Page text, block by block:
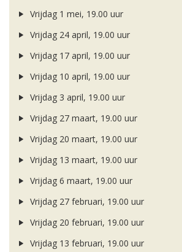
Vrijdag 1 mei, 19.00 uur
Vrijdag 24 april, 19.00 uur
Vrijdag 17 april, 19.00 uur
Vrijdag 10 april, 19.00 uur
Vrijdag 3 april, 19.00 uur
Vrijdag 27 maart, 19.00 uur
Vrijdag 20 maart, 19.00 uur
Vrijdag 13 maart, 19.00 uur
Vrijdag 6 maart, 19.00 uur
Vrijdag 27 februari, 19.00 uur
Vrijdag 20 februari, 19.00 uur
Vrijdag 13 februari, 19.00 uur